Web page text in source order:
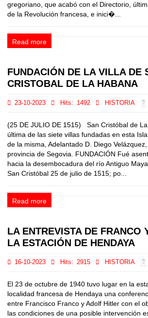
gregoriano, que acabó con el Directorio,
de la Revolución francesa, e inici�...
Read more
FUNDACIÓN DE LA VILLA DE
CRISTOBAL DE LA HABANA
23-10-2023 Hits: 1492 HISTORIA
(25 DE JULIO DE 1515) San Cristóbal de
última de las siete villas fundadas en esta
de la misma, Adelantado D. Diego
provincia de Segovia. FUNDACIÓN Fué
hacia la desembocadura del río Antiguo
San Cristóbal 25 de julio de 1515; po...
Read more
LA ENTREVISTA DE FRANCO
LA ESTACIÓN DE HENDAYA
16-10-2023 Hits: 2915 HISTORIA
El 23 de octubre de 1940 tuvo lugar en la
localidad francesa de Hendaya una
entre Francisco Franco y Adolf Hitler con el
las condiciones de una posible intervención